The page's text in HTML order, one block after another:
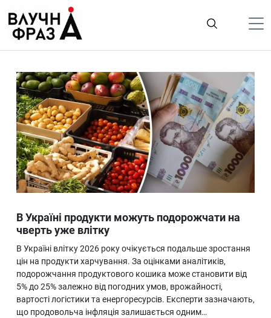
содержимому
Гроші
Життя
Лайфстайл
ТехноНаука
Людина
Ukraine
Про нас
В Україні продукти можуть подорожчати на
чверть уже влітку
В Україні влітку 2026 року очікується подальше зростання
цін на продукти харчування. За оцінками аналітиків,
подорожчання продуктового кошика може становити від
5% до 25% залежно від погодних умов, врожайності,
вартості логістики та енергоресурсів. Експерти зазначають,
що продовольча інфляція залишається одним…